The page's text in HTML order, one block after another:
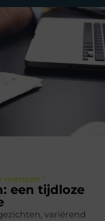
mensen "
een tijdloze
variërend